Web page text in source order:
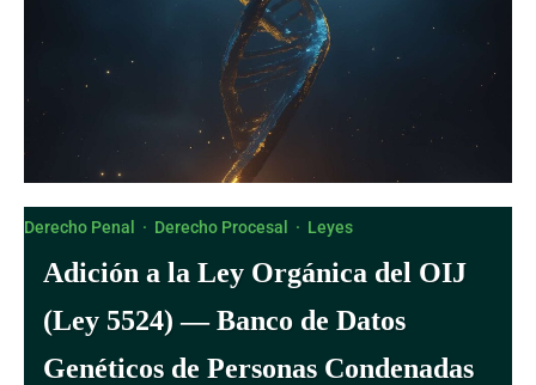
Derecho Penal · Derecho Procesal · Leyes
Adición a la Ley Orgánica del OIJ
(Ley 5524) — Banco de Datos
Genéticos de Personas Condenadas